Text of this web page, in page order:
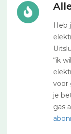
Heb
“ik
voor
je
gas